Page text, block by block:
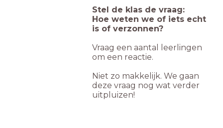
Stel de klas de vraag:
Hoe weten we of iets echt
is of verzonnen?
Vraag een aantal leerlingen
om een reactie.
Niet zo makkelijk. We gaan
deze vraag nog wat verder
uitpluizen!